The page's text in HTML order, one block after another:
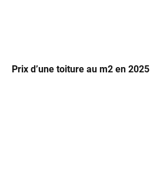
Prix d’une toiture au m2 en 2025